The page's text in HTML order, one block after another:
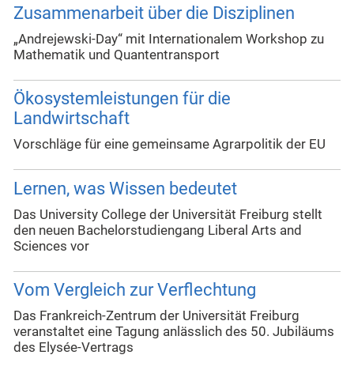
Zusammenarbeit über die Disziplinen
„Andrejewski-Day“ mit Internationalem Workshop zu
Mathematik und Quantentransport
Ökosystemleistungen für die
Landwirtschaft
Vorschläge für eine gemeinsame Agrarpolitik der EU
Lernen, was Wissen bedeutet
Das University College der Universität Freiburg stellt
den neuen Bachelorstudiengang Liberal Arts and
Sciences vor
Vom Vergleich zur Verflechtung
Das Frankreich-Zentrum der Universität Freiburg
veranstaltet eine Tagung anlässlich des 50. Jubiläums
des Elysée-Vertrags